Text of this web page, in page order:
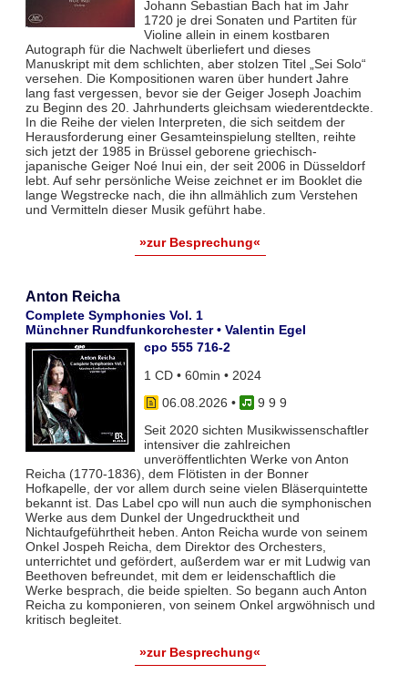
Johann Sebastian Bach hat im Jahr
1720 je drei Sonaten und Partiten für
Violine allein in einem kostbaren
Autograph für die Nachwelt überliefert und dieses
Manuskript mit dem schlichten, aber stolzen Titel „Sei Solo“
versehen. Die Kompositionen waren über hundert Jahre
lang fast vergessen, bevor sie der Geiger Joseph Joachim
zu Beginn des 20. Jahrhunderts gleichsam wiederentdeckte.
In die Reihe der vielen Interpreten, die sich seitdem der
Herausforderung einer Gesamteinspielung stellten, reihte
sich jetzt der 1985 in Brüssel geborene griechisch-
japanische Geiger Noé Inui ein, der seit 2006 in Düsseldorf
lebt. Auf sehr persönliche Weise zeichnet er im Booklet die
lange Wegstrecke nach, die ihn allmählich zum Verstehen
und Vermitteln dieser Musik geführt habe.
»zur Besprechung«
Anton Reicha
Complete Symphonies Vol. 1
Münchner Rundfunkorchester • Valentin Egel
cpo 555 716-2
1 CD • 60min • 2024
06.08.2026 •
9 9 9
Seit 2020 sichten Musikwissenschaftler
intensiver die zahlreichen
unveröffentlichten Werke von Anton
Reicha (1770-1836), dem Flötisten in der Bonner
Hofkapelle, der vor allem durch seine vielen Bläserquintette
bekannt ist. Das Label cpo will nun auch die symphonischen
Werke aus dem Dunkel der Ungedrucktheit und
Nichtaufgeführtheit heben. Anton Reicha wurde von seinem
Onkel Jospeh Reicha, dem Direktor des Orchesters,
unterrichtet und gefördert, außerdem war er mit Ludwig van
Beethoven befreundet, mit dem er leidenschaftlich die
Werke besprach, die beide spielten. So begann auch Anton
Reicha zu komponieren, von seinem Onkel argwöhnisch und
kritisch begleitet.
»zur Besprechung«